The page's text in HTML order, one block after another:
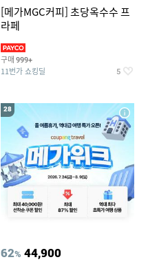
[메가MGC커피] 초당옥수수 프
라페
구매 999+
11번가 쇼킹딜 5
28
62% 44,900